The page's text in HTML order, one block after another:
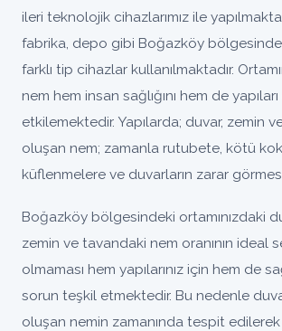
ileri teknolojik cihazlarımız ile
fabrika, depo gibi Boğazköy
farklı tip cihazlar kullanılmaktadır.
nem hem insan sağlığını hem de
etkilemektedir. Yapılarda; duvar, zemin
oluşan nem; zamanla rutubete, kötü
küflenmelere ve duvarların zarar
Boğazköy bölgesindeki ortamınızdaki
zemin ve tavandaki nem oranının ideal
olmaması hem yapılarınız için hem de
sorun teşkil etmektedir. Bu nedenle
oluşan nemin zamanında tespit edilerek